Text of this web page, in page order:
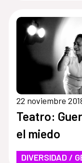
22 noviembre
Teatro:
el miedo
DIVERSIDAD /